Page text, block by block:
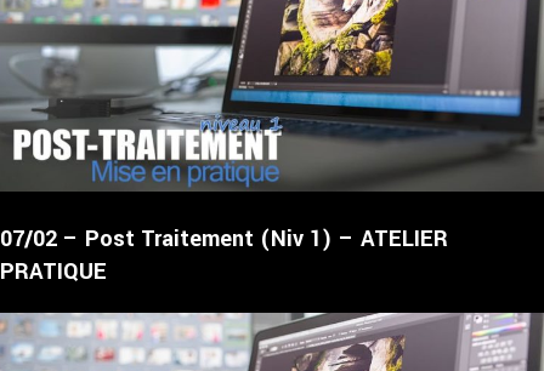
07/02 – Post Traitement (Niv 1) – ATELIER
PRATIQUE